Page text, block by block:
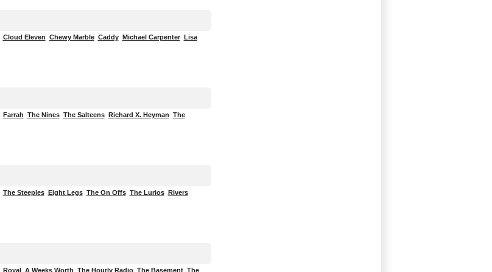
Cloud Eleven Chewy Marble Caddy Michael Carpenter Lisa
Farrah The Nines The Salteens Richard X. Heyman The
The Steeples Eight Legs The On Offs The Lurios Rivers
Royal A Weeks Worth The Hourly Radio The Basement The